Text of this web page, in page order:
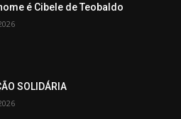
é Cibele de Teobaldo
SOLIDÁRIA